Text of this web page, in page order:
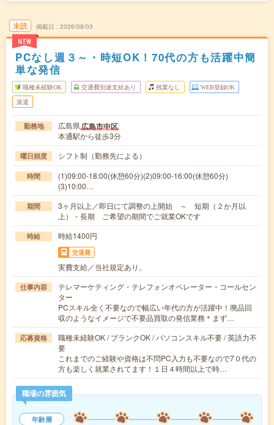
未読
NEW
掲載日 2026/08/03
PCなし週３～・時短OK！70代の方も活躍中簡
単な発信
職種未経験OK 交通費別途支給あり 残業なし WEB登録OK
派遣
勤務地 広島県広島市中区
本通駅から徒歩3分
曜日頻度 シフト制（勤務先による）
時間
(1)09:00-18:00(休憩60分)(2)09:00-16:00(休憩60分)
(3)10:00…
期間
3ヶ月以上／即日にて調整の上開始 ～ 短期（２か月以
上）・長期 ご希望の期間でご就業OKです
時給 時給1400円
交通費
実費支給／当社規定あり。
仕事内容
テレマーケティング・テレフォンオペレーター・コールセン
ター
PCスキル全く不要なので幅広い年代の方が活躍中！廃品回
収のようなイメージで不要品買取の発信業務＊まず…
応募資格
職種未経験OK / ブランクOK / パソコンスキル不要 / 英語力不
要
これまでのご経験や資格は不問PC入力も不要なので7０代の
方も楽しく就業されてます！１日４時間以上で時…
職場の雰囲気
年齢層